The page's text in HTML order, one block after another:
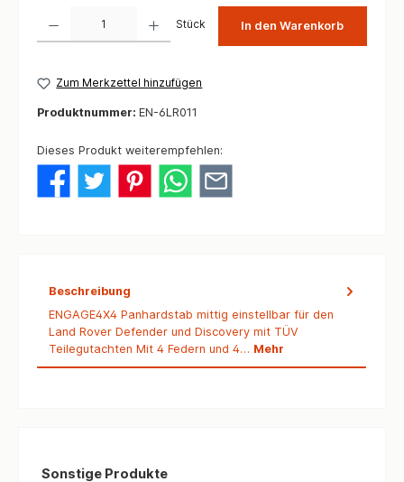
Stück In den Warenkorb
Zum Merkzettel hinzufügen
Produktnummer: EN-6LR011
Dieses Produkt weiterempfehlen:
Beschreibung
ENGAGE4X4 Panhardstab mittig einstellbar für den
Land Rover Defender und Discovery mit TÜV
Teilegutachten Mit 4 Federn und 4… Mehr
Produktgalerie überspringen
Sonstige Produkte